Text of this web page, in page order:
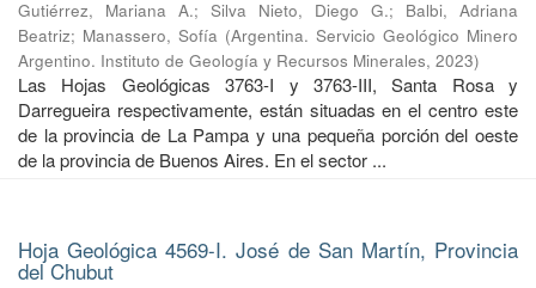
Gutiérrez, Mariana A.; Silva Nieto, Diego G.; Balbi, Adriana
Beatriz; Manassero, Sofía (Argentina. Servicio Geológico Minero
Argentino. Instituto de Geología y Recursos Minerales, 2023)
Las Hojas Geológicas 3763-I y 3763-III, Santa Rosa y
Darregueira respectivamente, están situadas en el centro este
de la provincia de La Pampa y una pequeña porción del oeste
de la provincia de Buenos Aires. En el sector ...
Hoja Geológica 4569-I. José de San Martín, Provincia
del Chubut